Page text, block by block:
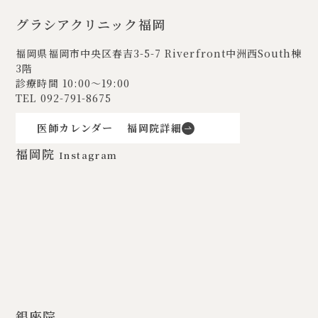
グラシアクリニック福岡
福岡県福岡市中央区春吉3-5-7Riverfront中洲西South棟
3階
診療時間 10:00〜19:00
TEL 092-791-8675
医師カレンダー 福岡院詳細
福岡院 Instagram